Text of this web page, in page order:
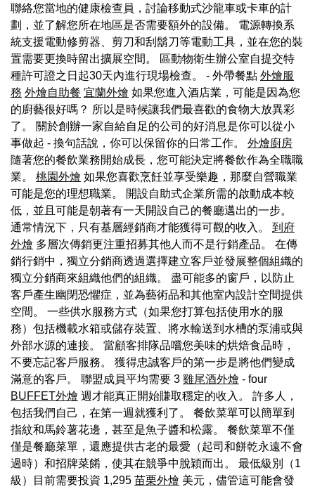
聯絡您當地的健康檢查員，討論移動式沙龍車或卡車的計
劃，並了解您所在地區是否需要額外的設備。 電源轉換系
統支援電動修剪器、剪刀和刮鬍刀等電動工具，並在您的裝
置需要更換時留出擴展空間。 區動物衛生辦公室自提交特
種許可證之日起30天內進行現場檢查。 - 外帶餐點 外燴服
務 外燴自助餐 宜蘭外燴 如果您進入酒店業，可能是因為您
的廚藝很好嗎？ 所以是時候讓我們最喜歡的食物大放異彩
了。 關於創辦一家自給自足的公司的好消息是你可以從小
事做起 - 換句話說，你可以保留你的日常工作。 外燴廚房
隨著您的餐飲業務開始成長，您可能決定將餐飲作為全職職
業。 桃園外燴 如果您喜歡烹飪並享受樂趣，那麼自營職業
可能是您的理想職業。 開設自助式企業所需的啟動成本較
低，並且可能是朝著有一天開設自己的餐廳邁出的一步。
通常情況下，只有基層經銷商才能獲得可觀的收入。 到府
外燴 多層次傳銷更注重招募其他人而不是行銷產品。 在傳
銷行銷中，獨立分銷商透過選擇建立客戶並發展整個組織的
獨立分銷商來組織他們的組織。 盡可能多的窗戶，以防止
客戶產生幽閉恐懼症，並為藝術品和其他室內設計空間提供
空間。 一些供水服務方式（如果您打算包括使用水的服
務）包括機載水箱或儲存裝置、將水輸送到水槽的泵浦或與
外部水源的連接。 當顧客排隊品嚐您美味的烘焙食品時，
不要忘記客戶服務。 獲得忠誠客戶的第一步是將他們變成
滿意的客戶。 聯盟成員平均需要 3 雞尾酒外燴 - four
BUFFET外燴 週才能真正開始賺取穩定的收入。 許多人，
包括我們自己，在第一週就獲利了。 餐飲菜單可以簡單到
指紋和馬鈴薯花邊，甚至是魚子醬和松露。 餐飲菜單不僅
僅是餐廳菜單，還應提供古老的最愛（起司和餅乾永遠不會
過時）和招牌菜餚，使其在競爭中脫穎而出。 最低級別（1
級）目前需要投資 1,295 苗栗外燴 美元，儘管這可能會發